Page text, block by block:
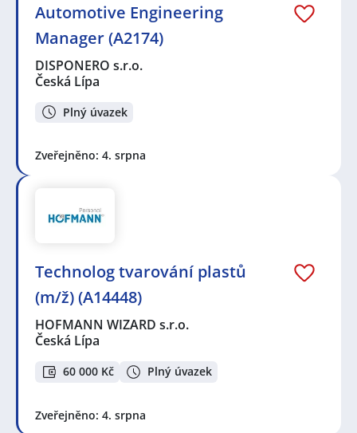
Automotive Engineering
Manager (A2174)
DISPONERO s.r.o.
Česká Lípa
Plný úvazek
Zveřejněno: 4. srpna
Technolog tvarování plastů
(m/ž) (A14448)
HOFMANN WIZARD s.r.o.
Česká Lípa
60 000 Kč Plný úvazek
Zveřejněno: 4. srpna